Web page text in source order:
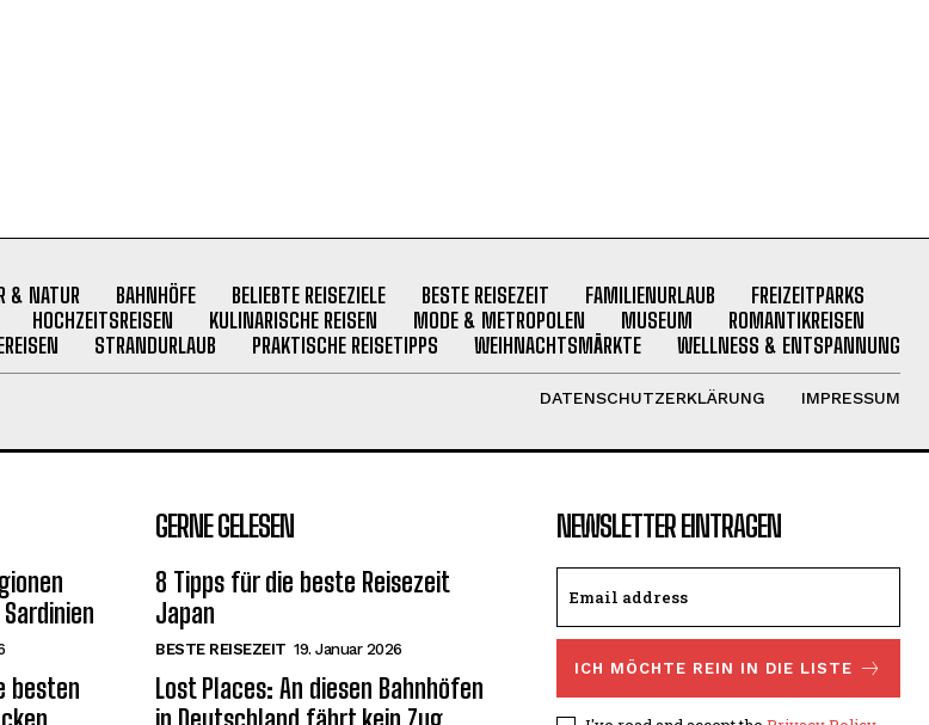
& NATUR BAHNHÖFE BELIEBTE REISEZIELE BESTE REISEZEIT FAMILIENURLAUB
FREIZEITPARKS
HOCHZEITSREISEN KULINARISCHE REISEN MODE & METROPOLEN MUSEUM
ROMANTIKREISEN
STRANDURLAUB PRAKTISCHE REISETIPPS WEIHNACHTSMÄRKTE WELLNESS & ENTSPANNUNG
DATENSCHUTZERKLÄRUNG IMPRESSUM
besten
GERNE GELESEN
8 Tipps für die beste Reisezeit
Japan
BESTE REISEZEIT 19. Januar 2026
Lost Places: An diesen Bahnhöfen
NEWSLETTER EINTRAGEN
ICH MÖCHTE REIN IN DIE LISTE